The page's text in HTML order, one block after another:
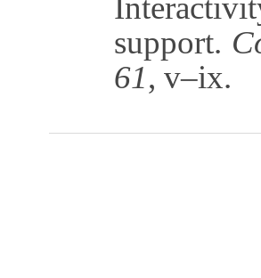
support.
61, v–ix.